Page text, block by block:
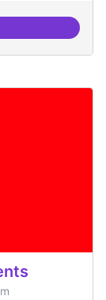
internacionals